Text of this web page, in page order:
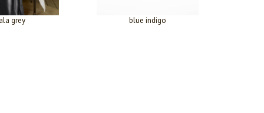
grey blue indigo